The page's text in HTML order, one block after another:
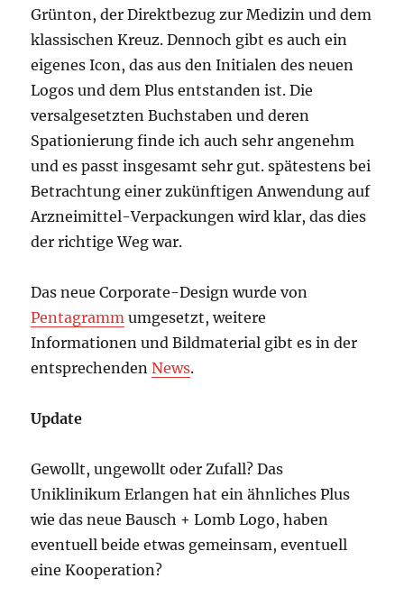
Grünton, der Direktbezug zur Medizin und dem
klassischen Kreuz. Dennoch gibt es auch ein
eigenes Icon, das aus den Initialen des neuen
Logos und dem Plus entstanden ist. Die
versalgesetzten Buchstaben und deren
Spationierung finde ich auch sehr angenehm
und es passt insgesamt sehr gut. spätestens bei
Betrachtung einer zukünftigen Anwendung auf
Arzneimittel-Verpackungen wird klar, das dies
der richtige Weg war.
Das neue Corporate-Design wurde von
Pentagramm umgesetzt, weitere
Informationen und Bildmaterial gibt es in der
entsprechendenNews.
Update
Gewollt, ungewollt oder Zufall? Das
Uniklinikum Erlangen hat ein ähnliches Plus
wie das neue Bausch + Lomb Logo, haben
eventuell beide etwas gemeinsam, eventuell
eine Kooperation?